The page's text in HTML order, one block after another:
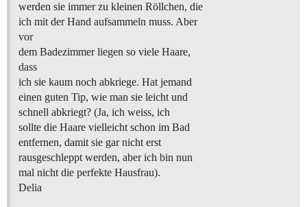
werden sie immer zu kleinen Röllchen, die
ich mit der Hand aufsammeln muss. Aber
vor
dem Badezimmer liegen so viele Haare,
dass
ich sie kaum noch abkriege. Hat jemand
einen guten Tip, wie man sie leicht und
schnell abkriegt? (Ja, ich weiss, ich
sollte die Haare vielleicht schon im Bad
entfernen, damit sie gar nicht erst
rausgeschleppt werden, aber ich bin nun
mal nicht die perfekte Hausfrau).
Delia